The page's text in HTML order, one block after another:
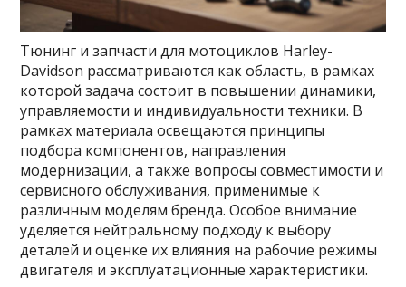
Тюнинг и запчасти для мотоциклов Harley-
Davidson рассматриваются как область, в рамках
которой задача состоит в повышении динамики,
управляемости и индивидуальности техники. В
рамках материала освещаются принципы
подбора компонентов, направления
модернизации, а также вопросы совместимости и
сервисного обслуживания, применимые к
различным моделям бренда. Особое внимание
уделяется нейтральному подходу к выбору
деталей и оценке их влияния на рабочие режимы
двигателя и эксплуатационные характеристики.